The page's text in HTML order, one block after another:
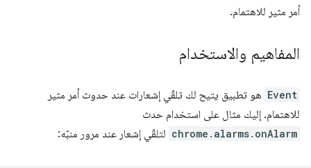
أمر مثير للاهتمام.
المفاهيم والاستخدام
Event هو تطبيق يتيح لك تلقّي إشعارات عند حدوث أمر مثير
للاهتمام. إليك مثال على استخدام حدث
chrome.alarms.onAlarm لتلقّي إشعار عند مرور منبّه: